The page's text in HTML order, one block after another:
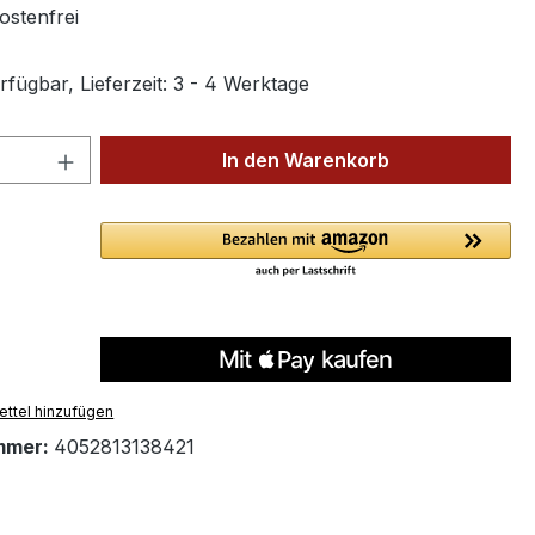
Lieferzeit: 3 - 4 Werktage
Anzahl: Gib den gewünschten Wert
In den Warenkorb
hinzufügen
4052813138421